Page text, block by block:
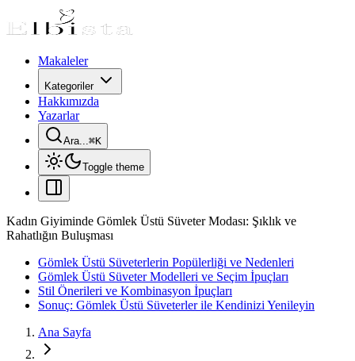
Makaleler
Kategoriler
Hakkımızda
Yazarlar
Ara...⌘K
Toggle theme
Kadın Giyiminde Gömlek Üstü Süveter Modası: Şıklık ve
Rahatlığın Buluşması
Gömlek Üstü Süveterlerin Popülerliği ve Nedenleri
Gömlek Üstü Süveter Modelleri ve Seçim İpuçları
Stil Önerileri ve Kombinasyon İpuçları
Sonuç: Gömlek Üstü Süveterler ile Kendinizi Yenileyin
Ana Sayfa